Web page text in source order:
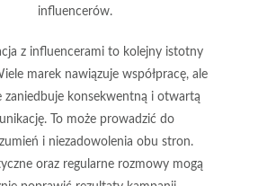
influencerów.
z influencerami to kolejny istotny
marek nawiązuje współpracę, ale
zaniedbuje konsekwentną i otwartą
. To może prowadzić do
i niezadowolenia obu stron.
oraz regularne rozmowy mogą